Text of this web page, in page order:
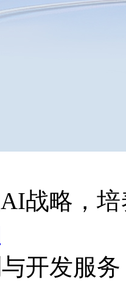
略，
开发服务